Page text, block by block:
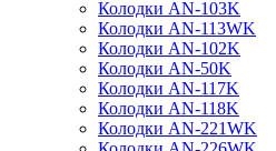
Колодки AN-103K
Колодки AN-113WK
Колодки AN-102K
Колодки AN-50K
Колодки AN-117K
Колодки AN-118K
Колодки AN-221WK